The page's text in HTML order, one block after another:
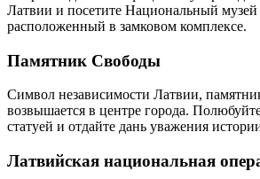
Латвии и посетите Национальный
расположенный в замковом комплексе.
Памятник Свободы
Символ независимости Латвии,
возвышается в центре города.
статуей и отдайте дань уважения
Латвийская национальная